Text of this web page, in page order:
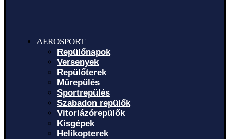
AEROSPORT
Repülőnapok
Versenyek
Repülőterek
Műrepülés
Sportrepülés
Szabadon repülők
Vitorlázórepülők
Kisgépek
Helikopterek